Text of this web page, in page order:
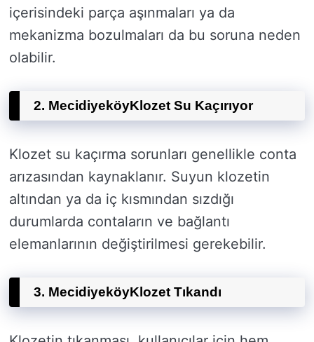
içerisindeki parça aşınmaları ya da
mekanizma bozulmaları da bu soruna neden
olabilir.
2. MecidiyeköyKlozet Su Kaçırıyor
Klozet su kaçırma sorunları genellikle conta
arızasından kaynaklanır. Suyun klozetin
altından ya da iç kısmından sızdığı
durumlarda contaların ve bağlantı
elemanlarının değiştirilmesi gerekebilir.
3. MecidiyeköyKlozet Tıkandı